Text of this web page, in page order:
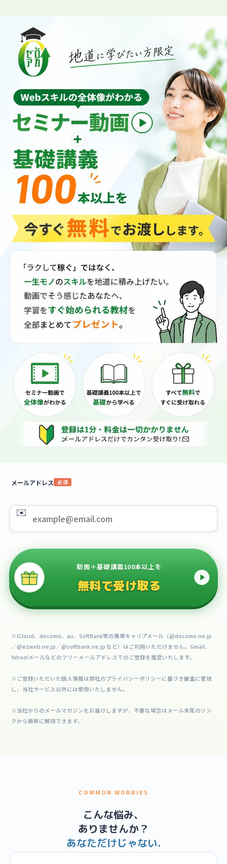
メールアドレス 必須
✉️
動画＋基礎講義100本以上を
無料で受け取る
※iCloud、docomo、au、SoftBank等の携帯キャリアメール（@docomo.ne.jp
／@ezweb.ne.jp／@softbank.ne.jp など）はご利用いただけません。Gmail、
Yahoo!メールなどのフリーメールアドレスでのご登録を推奨いたします。
※ご登録いただいた個人情報は弊社のプライバシーポリシーに基づき厳重に管理
し、当社サービス以外には使用いたしません。
※当社からのメールマガジンをお届けしますが、不要な場合はメール末尾のリン
クから簡単に解除できます。
COMMON WORRIES
こんな悩み、
ありませんか？
あなただけじゃない.